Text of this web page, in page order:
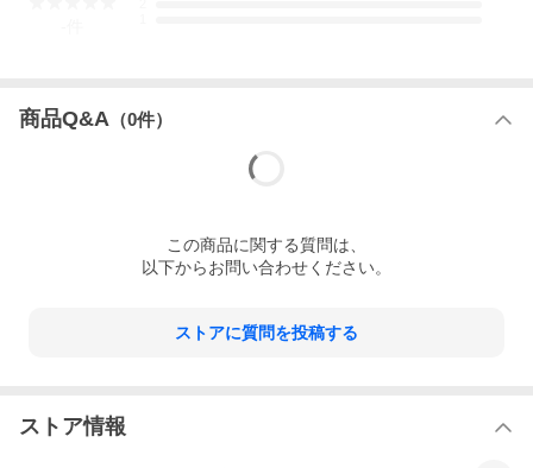
44ｇ（1枚×2袋） ×6個セット
メーカー製造日より10ケ月(未開封)です。
直射日光、高温多湿をおさけ下さい。
ショートニング、小麦粉、砂糖、麦芽糖、乾燥おから、チョコチ
ップ、鶏卵、水あめ、イヌリン、洋酒、食塩、加工デンプン、ソ
◆アレルギー物質
商品Q&A （0件）
この商品に関する質問は、
以下からお問い合わせください。
ストアに質問を投稿する
ストア情報